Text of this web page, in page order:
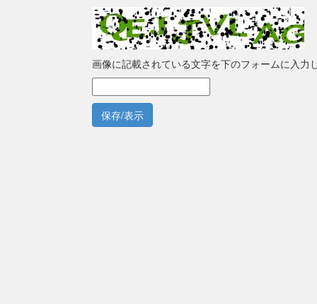
画像に記載されている文字を下のフォームに入力
保存/表示